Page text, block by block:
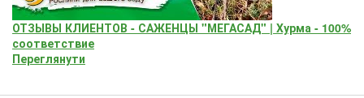
ОТЗЫВЫ КЛИЕНТОВ - САЖЕНЦЫ "МЕГАСАД" | Хурма - 100%
соответствие
Переглянути